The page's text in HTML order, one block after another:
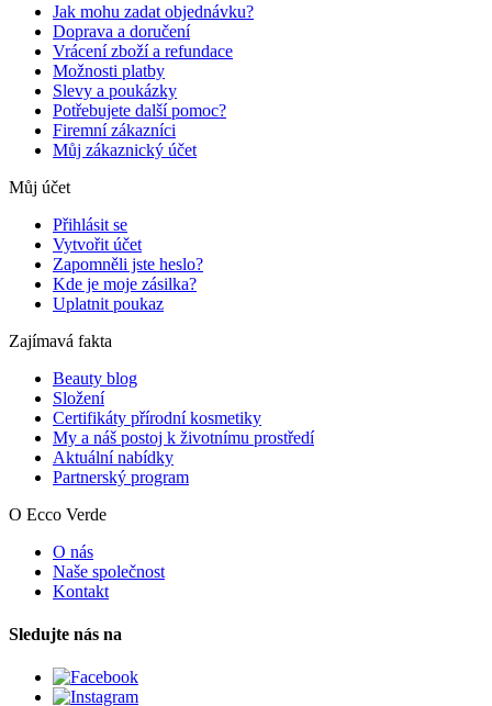
Jak mohu zadat objednávku?
Doprava a doručení
Vrácení zboží a refundace
Možnosti platby
Slevy a poukázky
Potřebujete další pomoc?
Firemní zákazníci
Můj zákaznický účet
Můj účet
Přihlásit se
Vytvořit účet
Zapomněli jste heslo?
Kde je moje zásilka?
Uplatnit poukaz
Zajímavá fakta
Beauty blog
Složení
Certifikáty přírodní kosmetiky
My a náš postoj k životnímu prostředí
Aktuální nabídky
Partnerský program
O Ecco Verde
O nás
Naše společnost
Kontakt
Sledujte nás na